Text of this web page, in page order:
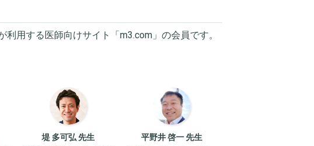
利用する医師向けサイト「m3.com 」の会員です。
堤 多可弘 先生 平野井 啓一 先生